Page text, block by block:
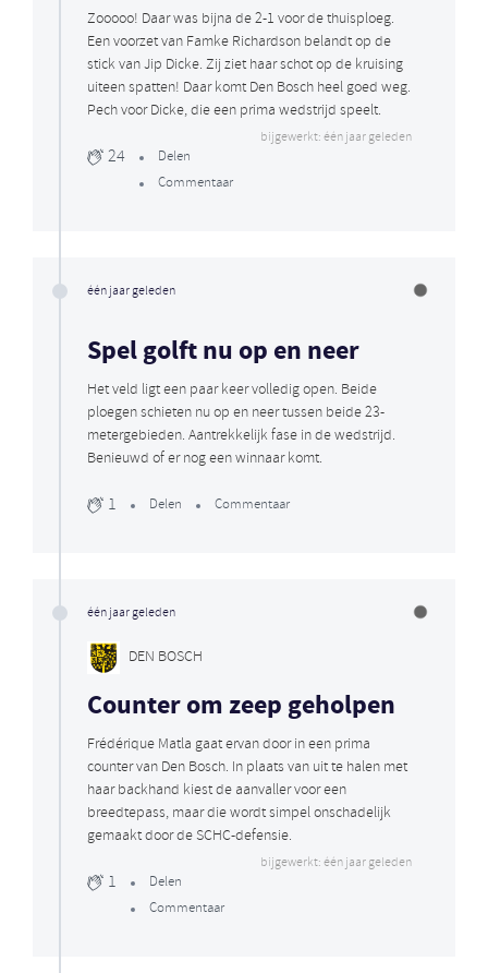
Zooooo! Daar was bijna de 2-1 voor de thuisploeg.
Een voorzet van Famke Richardson belandt op de
stick van Jip Dicke. Zij ziet haar schot op de kruising
uiteen spatten! Daar komt Den Bosch heel goed weg.
Pech voor Dicke, die een prima wedstrijd speelt.
bijgewerkt: één jaar geleden
24
Delen
Commentaar
één jaar geleden
Spel golft nu op en neer
Het veld ligt een paar keer volledig open. Beide
ploegen schieten nu op en neer tussen beide 23-
metergebieden. Aantrekkelijk fase in de wedstrijd.
Benieuwd of er nog een winnaar komt.
1 Delen Commentaar
één jaar geleden
DEN BOSCH
Counter om zeep geholpen
Frédérique Matla gaat ervan door in een prima
counter van Den Bosch. In plaats van uit te halen met
haar backhand kiest de aanvaller voor een
breedtepass, maar die wordt simpel onschadelijk
gemaakt door de SCHC-defensie.
bijgewerkt: één jaar geleden
1
Delen
Commentaar